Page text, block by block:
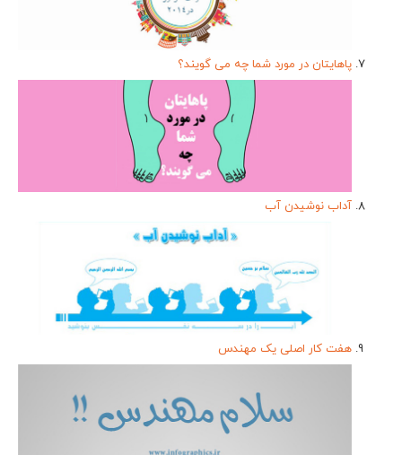
پاهایتان در مورد شما چه می گویند؟
آداب نوشیدن آب
هفت کار اصلی يک مهندس